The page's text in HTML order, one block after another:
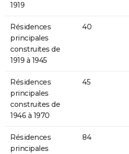
1919
Résidences
principales
construites de
1919 à 1945
40
Résidences
principales
construites de
1946 à 1970
45
Résidences
principales
84